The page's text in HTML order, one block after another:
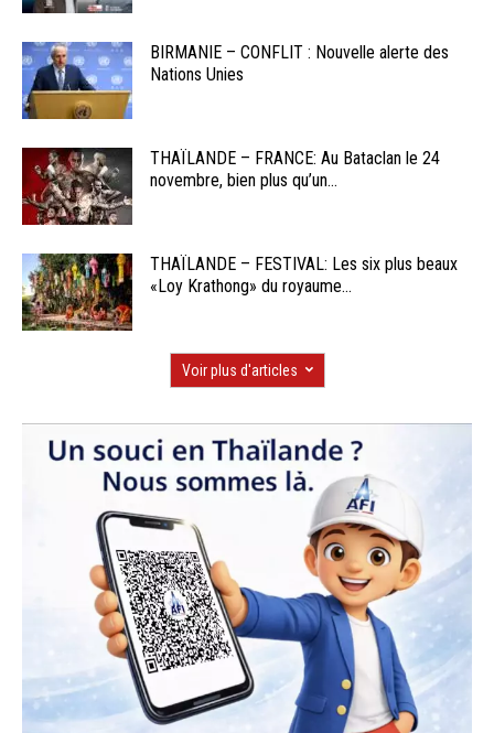
BIRMANIE – CONFLIT : Nouvelle alerte des
Nations Unies
THAÏLANDE – FRANCE: Au Bataclan le 24
novembre, bien plus qu’un...
THAÏLANDE – FESTIVAL: Les six plus beaux
«Loy Krathong» du royaume...
Voir plus d'articles